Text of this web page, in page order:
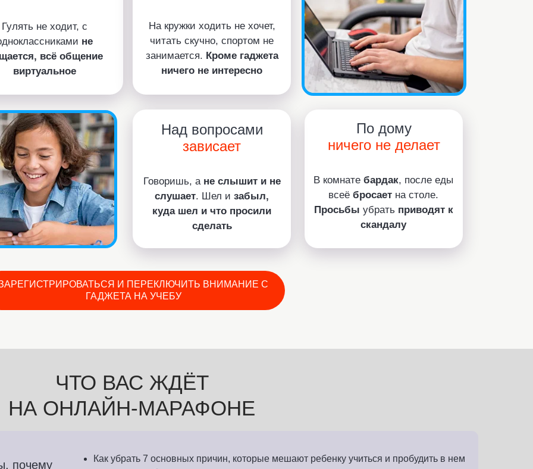
Гулять не ходит, с
не
всё общение
виртуальное
На кружки ходить не хочет,
читать скучно, спортом не
занимается. Кроме гаджета
ничего не интересно
Над вопросами
зависает
Говоришь, а не слышит и не
слушает. Шел и забыл,
куда шел и что просили
сделать
По дому
ничего не делает
В комнате бардак, после еды
всеё бросает на столе.
Просьбы убрать приводят к
скандалу
И ПЕРЕКЛЮЧИТЬ ВНИМАНИЕ С
ГАДЖЕТА НА УЧЕБУ
ЧТО ВАС ЖДЁТ
НА ОНЛАЙН-МАРАФОНЕ
почему
Как убрать 7 основных причин, которые мешают ребенку учиться и пробудить в нем